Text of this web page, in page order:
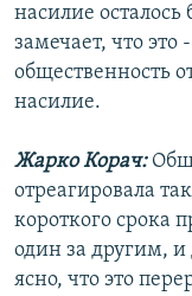
насилие
замечает, что это
общественность
насилие.
Жарко Корач:
отреагировала
короткого срока
один за другим,
ясно, что это